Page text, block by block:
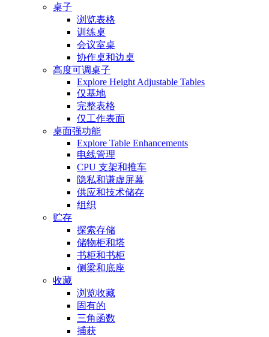
桌子
浏览表格
训练桌
会议室桌
协作桌和边桌
高度可调桌子
Explore Height Adjustable Tables
仅基地
完整表格
仅工作表面
桌面强功能
Explore Table Enhancements
电线管理
CPU 支架和推车
隐私和谦虚屏幕
供应和技术储存
组织
贮存
探索存储
储物柜和塔
书柜和书柜
侧梁和底座
收藏
浏览收藏
固有的
三角函数
捕获